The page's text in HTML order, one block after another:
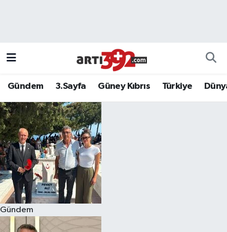
Gündem 3.Sayfa Güney Kıbrıs Türkiye
Gündem